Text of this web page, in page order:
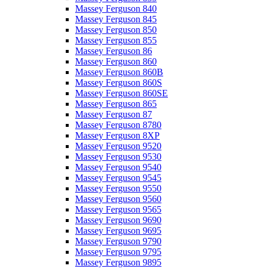
Massey Ferguson 840
Massey Ferguson 845
Massey Ferguson 850
Massey Ferguson 855
Massey Ferguson 86
Massey Ferguson 860
Massey Ferguson 860B
Massey Ferguson 860S
Massey Ferguson 860SE
Massey Ferguson 865
Massey Ferguson 87
Massey Ferguson 8780
Massey Ferguson 8XP
Massey Ferguson 9520
Massey Ferguson 9530
Massey Ferguson 9540
Massey Ferguson 9545
Massey Ferguson 9550
Massey Ferguson 9560
Massey Ferguson 9565
Massey Ferguson 9690
Massey Ferguson 9695
Massey Ferguson 9790
Massey Ferguson 9795
Massey Ferguson 9895